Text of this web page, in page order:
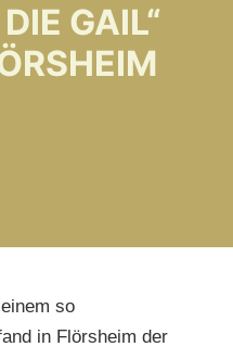
GAIL“
so
in Flörsheim der